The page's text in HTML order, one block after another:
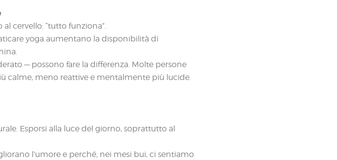
cervello: “tutto funziona”.
yoga aumentano la disponibilità di
— possono fare la differenza. Molte persone
calme, meno reattive e mentalmente più lucide.
Esporsi alla luce del giorno, soprattutto al
l’umore e perché, nei mesi bui, ci sentiamo